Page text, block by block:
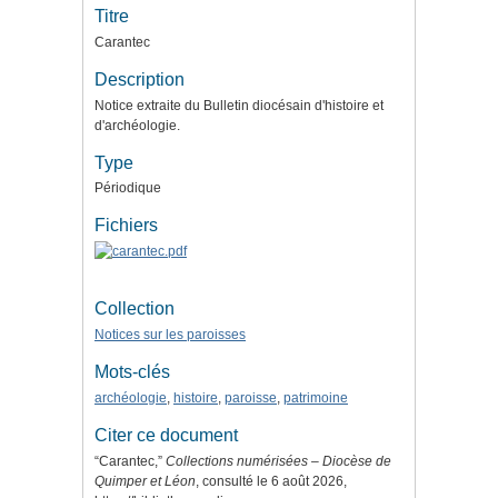
Titre
Carantec
Description
Notice extraite du Bulletin diocésain d'histoire et
d'archéologie.
Type
Périodique
Fichiers
Collection
Notices sur les paroisses
Mots-clés
archéologie, histoire, paroisse, patrimoine
Citer ce document
“Carantec,” Collections numérisées – Diocèse de
Quimper et Léon , consulté le 6 août 2026,